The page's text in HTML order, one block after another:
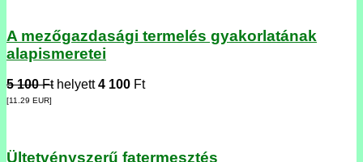
A mezőgazdasági termelés gyakorlatának
alapismeretei
5 100 Fthelyett4 100 Ft
[11.29 EUR]
Ültetvényszerű fatermesztés